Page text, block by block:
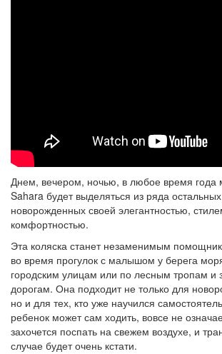
Днем, вечером, ночью, в любое время года
Sahara будет выделяться из ряда
новорожденных своей элегантностью,
комфортностью.
Эта коляска станет незаменимым
во время прогулок с малышом у берега
городским улицам или по лесным тропам и
дорогам. Она подходит не только для
но и для тех, кто уже научился
ребенок может сам ходить, вовсе не
захочется поспать на свежем воздухе, и
случае будет очень кстати.